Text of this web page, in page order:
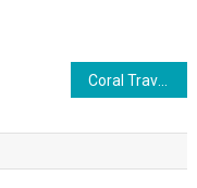
Coral Travel setzt „Weniger ist Mehr“ fort